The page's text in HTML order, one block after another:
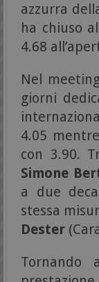
azzurra
ha chiuso
4.68
Nel
giorni
4.05
con 3.90.
Simone
a due
stessa
Dester
Tornando